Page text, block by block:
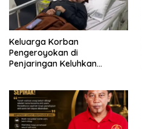
Keluarga Korban
Pengeroyokan di
Penjaringan Keluhkan
Masih di Kapolsek